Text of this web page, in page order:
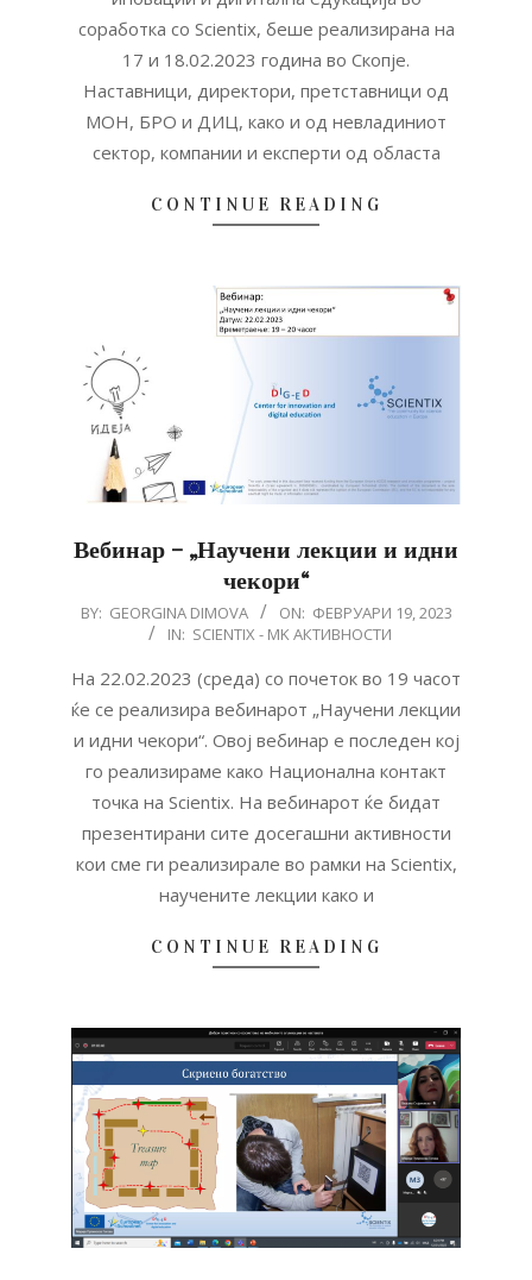
соработка со Scientix, беше реализирана на
17 и 18.02.2023 година во Скопје.
Наставници, директори, претставници од
МОН, БРО и ДИЦ, како и од невладиниот
сектор, компании и експерти од областа
CONTINUE READING
Вебинар – „Научени лекции и идни
чекори“
2023-
19
BY: GEORGINA DIMOVA ON: ФЕВРУАРИ 19, 2023
IN: SCIENTIX - MK АКТИВНОСТИ
На 22.02.2023 (среда) со почеток во 19 часот
ќе сe реализира вебинарот „Научени лекции
и идни чекори“. Овој вебинар е последен кој
го реализираме како Национална контакт
точка на Scientix. На вебинарот ќе бидат
презентирани сите досегашни активности
кои сме ги реализирале во рамки на Scientix,
научените лекции како и
CONTINUE READING